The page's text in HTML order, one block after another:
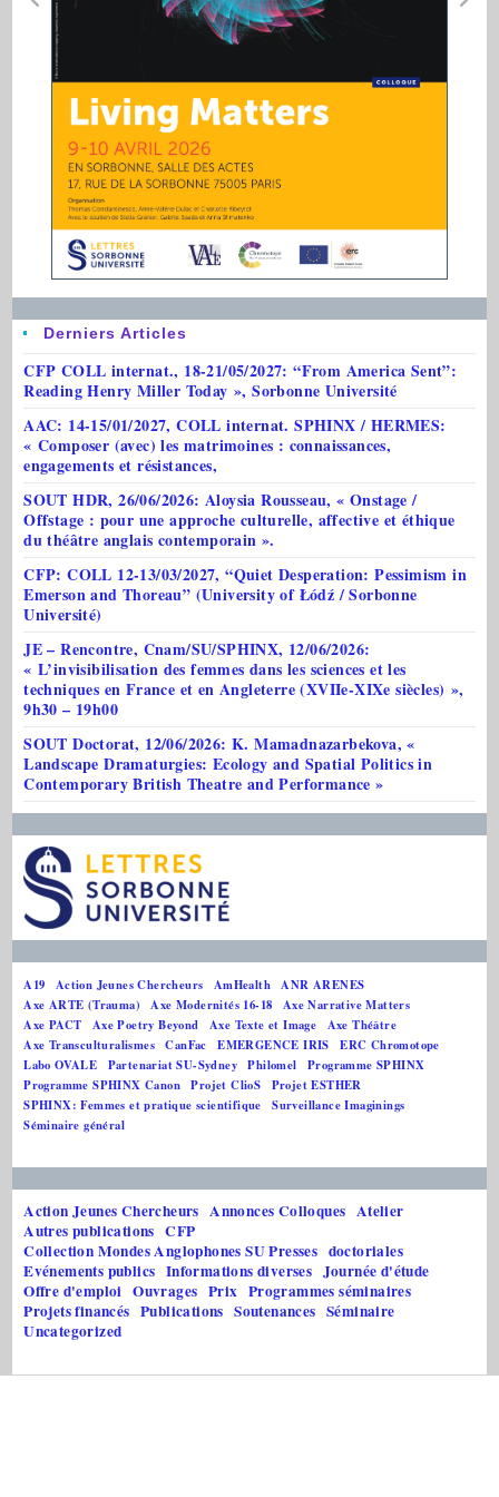
Derniers Articles
CFP COLL internat., 18-21/05/2027: “From America Sent”:
Reading Henry Miller Today », Sorbonne Université
AAC: 14-15/01/2027, COLL internat. SPHINX / HERMES:
« Composer (avec) les matrimoines : connaissances,
engagements et résistances,
SOUT HDR, 26/06/2026: Aloysia Rousseau, « Onstage /
Offstage : pour une approche culturelle, affective et éthique
du théâtre anglais contemporain ».
CFP: COLL 12-13/03/2027, “Quiet Desperation: Pessimism in
Emerson and Thoreau” (University of Łódź / Sorbonne
Université)
JE – Rencontre, Cnam/SU/SPHINX, 12/06/2026:
« L’invisibilisation des femmes dans les sciences et les
techniques en France et en Angleterre (XVIIe-XIXe siècles) »,
9h30 – 19h00
SOUT Doctorat, 12/06/2026: K. Mamadnazarbekova, «
Landscape Dramaturgies: Ecology and Spatial Politics in
Contemporary British Theatre and Performance »
A19 Action Jeunes Chercheurs AmHealth ANR ARENES
Axe ARTE (Trauma)
Axe Modernités 16-18
Axe Narrative Matters
Axe PACT
Axe Poetry Beyond Axe Texte et Image
Axe Théâtre
Axe Transculturalismes CanFac EMERGENCE IRIS
ERC Chromotope
Labo OVALE
Partenariat SU-Sydney Philomel
Programme SPHINX
Programme SPHINX Canon Projet ClioS
Projet ESTHER
SPHINX: Femmes et pratique scientifique
Surveillance Imaginings
Séminaire général
Action Jeunes Chercheurs Annonces Colloques Atelier
Autres publications CFP
Collection Mondes Anglophones SU Presses doctoriales
Evénements publics Informations diverses Journée d'étude
Offre d'emploi Ouvrages Prix Programmes séminaires
Projets financés Publications Soutenances Séminaire
Uncategorized